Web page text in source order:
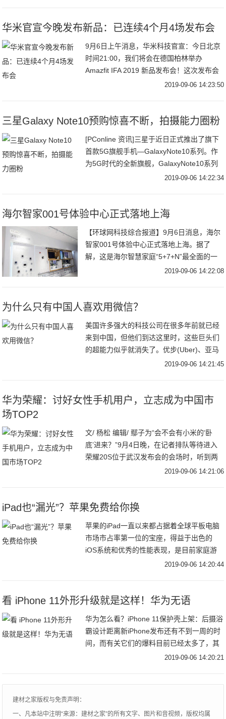
华米官宣今晚发布新品：已连续4个月4场发布会
9月6日上午消息，华米科技官宣：今日北京
时间21:00，我们将会在德国柏林举办
Amazfit IFA 2019 新品发布会！这次发布会
的主题是“Intelligent movement（智能运
2019-09-06 14:23:50
三星Galaxy Note10预购惊喜不断，拍摄能力圈粉
[PConline 资讯]三星于近日正式推出了旗下
首款5G旗舰手机—GalaxyNote10系列。作
为5G时代的全新旗舰，GalaxyNote10系列
搭载了功能强大的专业视频摄像头组合，并
2019-09-06 14:22:34
海尔智家001号体验中心正式落地上海
【环球网科技综合报道】9月6日消息，海尔
智家001号体验中心正式落地上海。据了
解，这是海尔智慧家庭“5+7+N”最全面的一
次成果展示。对此，业内评论称，海尔智家
2019-09-06 14:22:08
为什么只有中国人喜欢用微信？
美国许多强大的科技公司在很多年前就已经
来到中国，但他们到达这里时，这些巨头们
的超能力似乎就消失了。优步(Uber)、亚马
逊(Amazon)和谷歌(Google)都没能在中国市
2019-09-06 14:21:45
华为荣耀：讨好女性手机用户，立志成为中国市
场TOP2
文/ 杨松 编辑/ 鄢子为“会不会有小米的‘卧
底’进来？”9月4日晚，在记者排队等待进入
荣耀20S位于武汉发布会的会场时，听到两
位女粉丝在替李现担忧发布会能否顺利举
2019-09-06 14:21:06
iPad也“漏光”？苹果免费给你换
苹果的iPad一直以来都占据着全球平板电脑
市场市占率第一位的宝座，得益于出色的
iOS系统和优秀的性能表现，是目前家庭游
戏娱乐、看电影刷剧的最理想选择之一。不
2019-09-06 14:20:44
看 iPhone 11外形升级就是这样！华为无语
华为怎么看？iPhone 11保护壳上架：后摄浴
霸设计距离新iPhone发布还有不到一周的时
间，而有关它们的爆料目前已经太多了，其
最大的外形升级点如果不出意外，应该就是
2019-09-06 14:20:21
建材之家版权与免责声明：
一、凡本站中注明“来源：建材之家”的所有文字、图片和音视频，版权均属